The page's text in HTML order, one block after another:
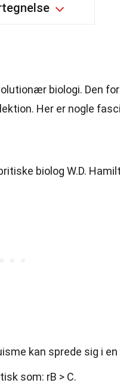
biologi. Den
Her er nogle
biolog W.D.
kan sprede sig i
som: rB > C.